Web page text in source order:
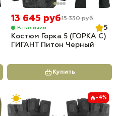
13 645 руб15 330 руб
В наличии
5
Костюм Горка 5 (ГОРКА С)
ГИГАНТ Питон Черный
Купить
-4%